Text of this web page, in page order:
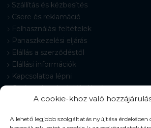
A cookie-khoz való
A lehető legjobb szolgáltatás nyújtása
Szállítás és kézbesítés
Csere és reklamáció
Felhasználási feltételek
Panaszkezelési eljárás
Elállás a szerződéstől
Elállási információk
Kapcsolatba lépni
Gyakran Ismételt Kérdések
Cookie-beállítások